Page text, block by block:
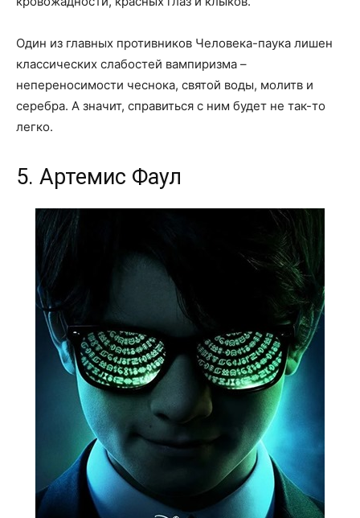
Один из главных противников Человека-паука лишен
классических слабостей вампиризма –
непереносимости чеснока, святой воды, молитв и
серебра. А значит, справиться с ним будет не так-то
легко.
5. Артемис Фаул